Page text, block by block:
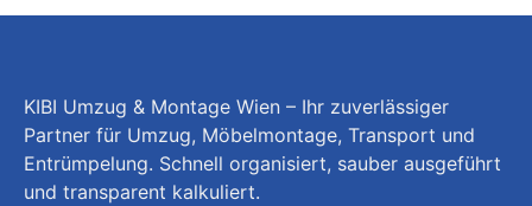
KIBI Umzug & Montage Wien – Ihr zuverlässiger
Partner für Umzug, Möbelmontage, Transport und
Entrümpelung. Schnell organisiert, sauber ausgeführt
und transparent kalkuliert.